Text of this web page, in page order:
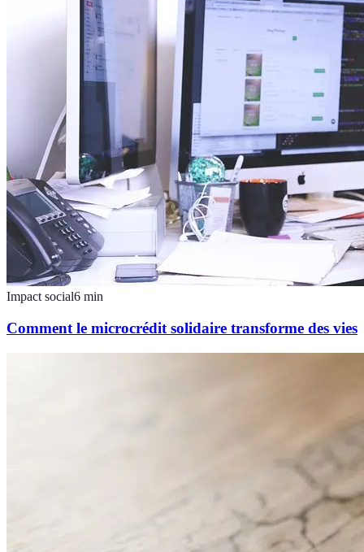
Impact social6 min
Comment le microcrédit solidaire transforme des vies